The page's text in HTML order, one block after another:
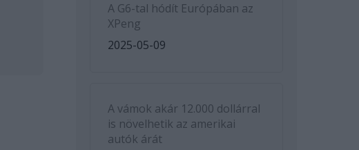
A G6-tal hódít Európában az
XPeng
2025-05-09
A vámok akár 12.000 dollárral
is növelhetik az amerikai
autók árát